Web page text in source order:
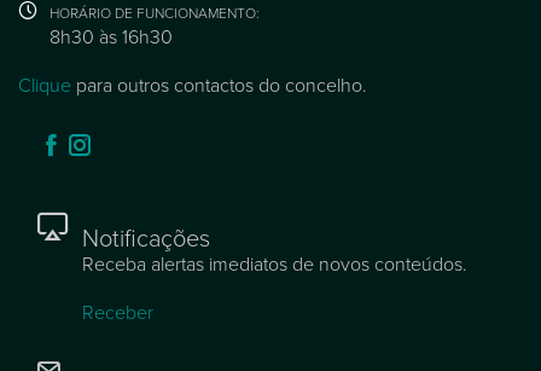
HORÁRIO DE FUNCIONAMENTO:
8h30 às 16h30
Clique para outros contactos do concelho.
Notificações
Receba alertas imediatos de novos conteúdos.
Receber